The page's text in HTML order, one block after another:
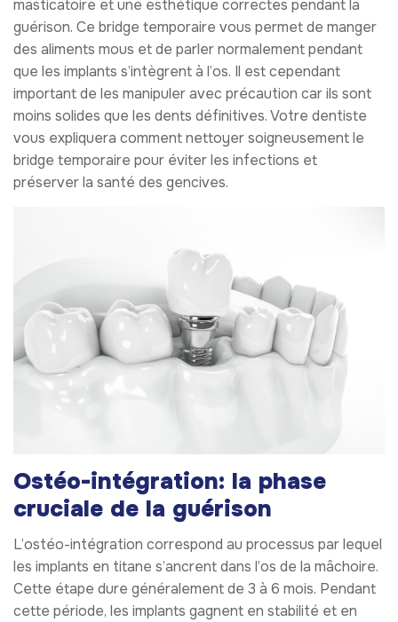
masticatoire et une esthétique correctes pendant la
guérison. Ce bridge temporaire vous permet de manger
des aliments mous et de parler normalement pendant
que les implants s’intègrent à l’os. Il est cependant
important de les manipuler avec précaution car ils sont
moins solides que les dents définitives. Votre dentiste
vous expliquera comment nettoyer soigneusement le
bridge temporaire pour éviter les infections et
préserver la santé des gencives.
Ostéo-intégration: la phase
cruciale de la guérison
L’ostéo-intégration correspond au processus par lequel
les implants en titane s’ancrent dans l’os de la mâchoire.
Cette étape dure généralement de 3 à 6 mois. Pendant
cette période, les implants gagnent en stabilité et en